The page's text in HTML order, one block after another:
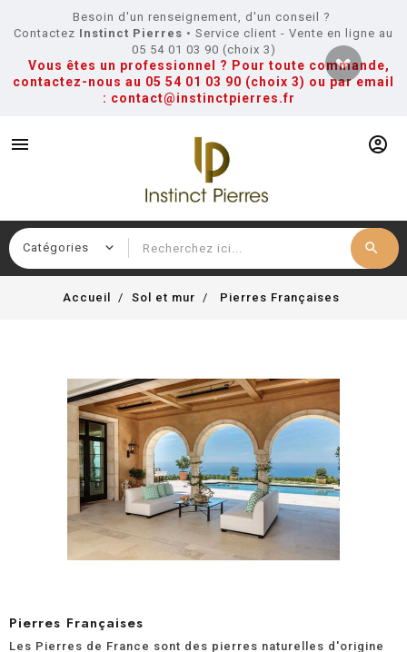
Besoin d'un renseignement, d'un conseil ?
Contactez Instinct Pierres • Service client - Vente en ligne au
05 54 01 03 90 (choix 3)
Vous êtes un professionnel ? Pour toute commande,
contactez-nous au 05 54 01 03 90 (choix 3) ou par email
: contact@instinctpierres.fr
menu account_circle
search
Accueil Sol et mur Pierres Françaises
Pierres Françaises
Les Pierres de France sont des pierres naturelles d'origine